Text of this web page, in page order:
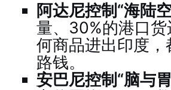
阿达尼控制“海陆
量、30%的港口
何商品进出印度，
路钱。
安巴尼控制“脑与